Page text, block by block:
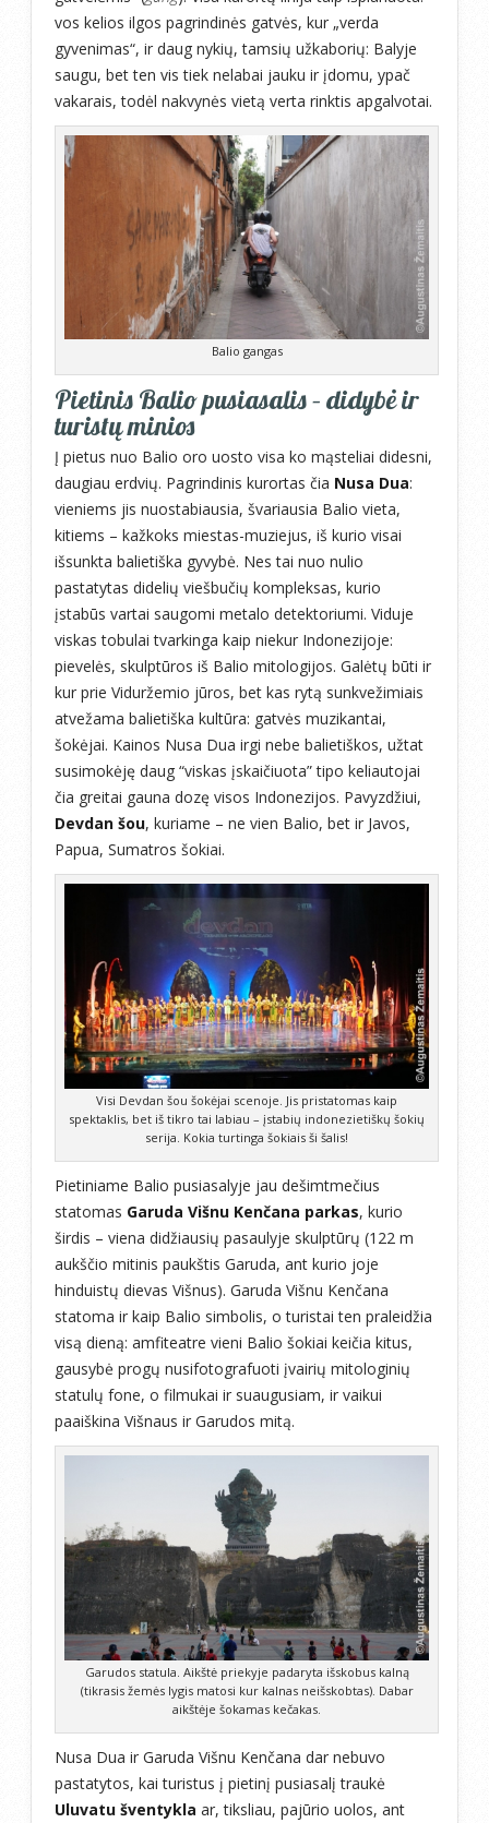
vos kelios ilgos pagrindinės gatvės, kur „verda
gyvenimas“, ir daug nykių, tamsių užkaborių: Balyje
saugu, bet ten vis tiek nelabai jauku ir įdomu, ypač
vakarais, todėl nakvynės vietą verta rinktis apgalvotai.
Balio gangas
Pietinis Balio pusiasalis – didybė ir
turistų minios
Į pietus nuo Balio oro uosto visa ko mąsteliai didesni,
daugiau erdvių. Pagrindinis kurortas čia Nusa Dua:
vieniems jis nuostabiausia, švariausia Balio vieta,
kitiems – kažkoks miestas-muziejus, iš kurio visai
išsunkta balietiška gyvybė. Nes tai nuo nulio
pastatytas didelių viešbučių kompleksas, kurio
įstabūs vartai saugomi metalo detektoriumi. Viduje
viskas tobulai tvarkinga kaip niekur Indonezijoje:
pievelės, skulptūros iš Balio mitologijos. Galėtų būti ir
kur prie Viduržemio jūros, bet kas rytą sunkvežimiais
atvežama balietiška kultūra: gatvės muzikantai,
šokėjai. Kainos Nusa Dua irgi nebe balietiškos, užtat
susimokėję daug “viskas įskaičiuota” tipo keliautojai
čia greitai gauna dozę visos Indonezijos. Pavyzdžiui,
Devdan šou, kuriame – ne vien Balio, bet ir Javos,
Papua, Sumatros šokiai.
Visi Devdan šou šokėjai scenoje. Jis pristatomas kaip
spektaklis, bet iš tikro tai labiau – įstabių indonezietiškų šokių
serija. Kokia turtinga šokiais ši šalis!
Pietiniame Balio pusiasalyje jau dešimtmečius
statomas Garuda Višnu Kenčana parkas, kurio
širdis – viena didžiausių pasaulyje skulptūrų (122 m
aukščio mitinis paukštis Garuda, ant kurio joje
hinduistų dievas Višnus). Garuda Višnu Kenčana
statoma ir kaip Balio simbolis, o turistai ten praleidžia
visą dieną: amfiteatre vieni Balio šokiai keičia kitus,
gausybė progų nusifotografuoti įvairių mitologinių
statulų fone, o filmukai ir suaugusiam, ir vaikui
paaiškina Višnaus ir Garudos mitą.
Garudos statula. Aikštė priekyje padaryta išskobus kalną
(tikrasis žemės lygis matosi kur kalnas neišskobtas). Dabar
aikštėje šokamas kečakas.
Nusa Dua ir Garuda Višnu Kenčana dar nebuvo
pastatytos, kai turistus į pietinį pusiasalį traukė
Uluvatu šventykla ar, tiksliau, pajūrio uolos, ant